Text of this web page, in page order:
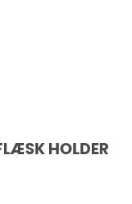
HOLDER